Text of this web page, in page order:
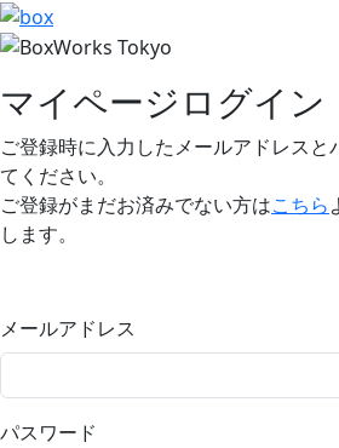
マイページログイン
ご登録時に入力したメールアドレスと
てください。
ご登録がまだお済みでない方はこちら
します。
メールアドレス
パスワード